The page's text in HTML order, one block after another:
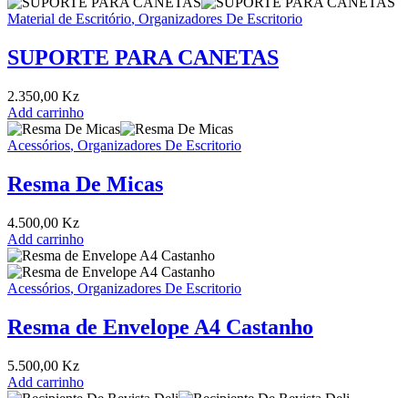
Material de Escritório, Organizadores De Escritorio
SUPORTE PARA CANETAS
2.350,00 Kz
Add carrinho
Acessórios, Organizadores De Escritorio
Resma De Micas
4.500,00 Kz
Add carrinho
Acessórios, Organizadores De Escritorio
Resma de Envelope A4 Castanho
5.500,00 Kz
Add carrinho